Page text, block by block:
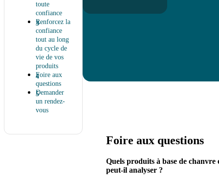
toute
confiance
Renforcez la
confiance
tout au long
du cycle de
vie de vos
produits
Foire aux
questions
Demander
un rendez-
vous
Foire aux questions
Quels produits à base de
peut-il analyser ?